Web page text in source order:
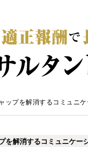
ップを解消するコミュニ
を解消するコミュニケー